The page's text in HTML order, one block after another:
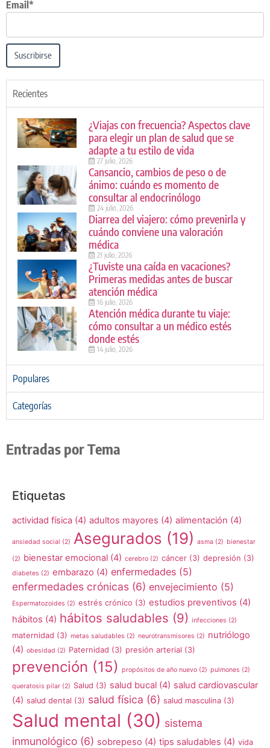
Email*
Suscribirse
Recientes
¿Viajas con frecuencia? Aspectos clave
para elegir un plan de salud que se
adapte a tu estilo de vida
27 julio, 2026
Cansancio, cambios de peso o de
ánimo: cuándo es momento de
consultar al endocrinólogo
24 julio, 2026
Diarrea del viajero: cómo prevenirla y
cuándo conviene una valoración
médica
21 julio, 2026
¿Tuviste una caída en vacaciones?
Primeras medidas antes de buscar
atención médica
16 julio, 2026
Atención médica durante tu viaje:
cómo consultar a un médico estés
donde estés
14 julio, 2026
Populares
Categorías
Entradas por Tema
Etiquetas
actividad física (4) adultos mayores (4) alimentación (4)
ansiedad social (2) Asegurados (19) asma (2) bienestar
(2) bienestar emocional (4) cerebro (2) cáncer (3) depresión (3)
diabetes (2) embarazo (4) enfermedades (5)
enfermedades crónicas (6) envejecimiento (5)
Espermatozoides (2) estrés crónico (3) estudios preventivos (4)
hábitos (4) hábitos saludables (9) infecciones (2)
maternidad (3) metas saludables (2) neurotransmisores (2) nutriólogo
(4) obesidad (2) Paternidad (3) presión arterial (3)
prevención (15) propósitos de año nuevo (2) pulmones (2)
queratosis pilar (2) Salud (3) salud bucal (4) salud cardiovascular
(4) salud dental (3) salud física (6) salud masculina (3)
Salud mental (30) sistema
inmunológico (6) sobrepeso (4) tips saludables (4) vida